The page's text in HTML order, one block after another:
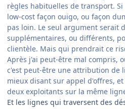
règles habituelles de transport.
low-cost façon ouigo, ou façon
pas loin. Le seul argument serait
supplémentaires, ou différents,
clientèle. Mais qui prendrait ce
Après j'ai peut-être mal compris,
c'est peut-être une attribution de
mieux disant sur appel d'offres,
deux exploitants sur la même
​Et les lignes qui traversent des